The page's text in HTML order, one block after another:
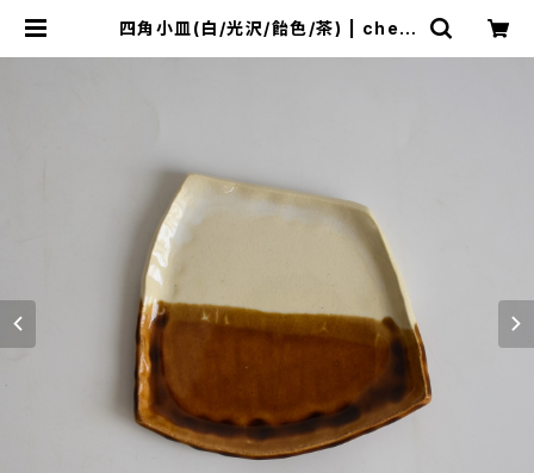
四角小皿(白/光沢/飴色/茶) | cheri